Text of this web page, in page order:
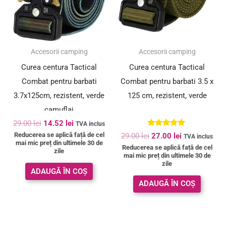
SUPER PREȚ!
Accesorii camping
Curea centura Tactical
Combat pentru barbati
3.7x125cm, rezistent, verde
camuflaj
29.00lei 14.52 lei TVA inclus
Reducerea se aplică față de cel
mai mic preț din ultimele 30 de
zile
ADAUGĂ ÎN COȘ
SUPER PREȚ!
Accesorii camping
Curea centura Tactical
Combat pentru barbati 3.5 x
125 cm, rezistent, verde
Evaluat la
5.00
din 5
29.00lei 27.00 lei TVA inclus
Reducerea se aplică față de cel
mai mic preț din ultimele 30 de
zile
ADAUGĂ ÎN COȘ